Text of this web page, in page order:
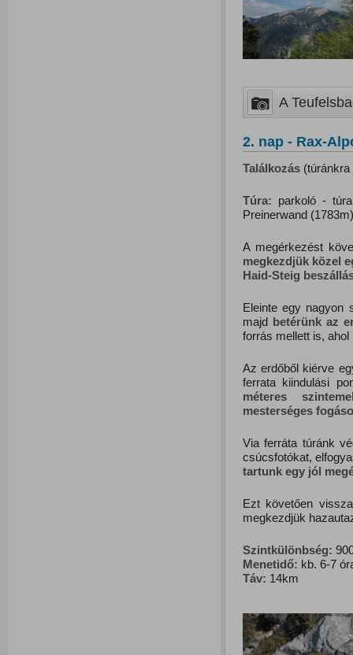
A
2. nap - Rax-
Találkozás(túránkra
Túra: parkoló -
Preinerwand
A megérkezést
megkezdjük közel e
Haid-Steig
Eleinte egy nagyon
majd betérünk az
forrás mellett is,
Az erdőből kiérve
ferrata kiindulási
méteres
mesterséges
Via ferráta túránk
csúcsfotókat,
tartunk egy jól
Ezt követően
megkezdjük
Szintkülönbség:
Menetidő: kb. 6-7
Táv: 14km